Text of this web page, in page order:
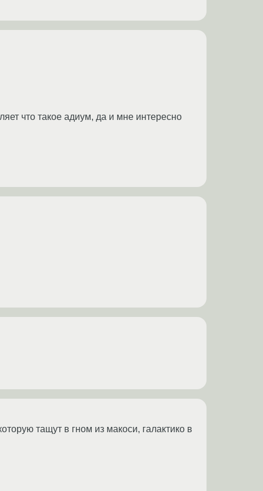
что такое адиум, да и мне интересно
тащут в гном из макоси, галактико в